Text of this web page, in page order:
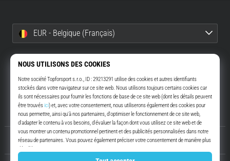
À propos de nous
EUR - Belgique (Français)
info@top4running.be
Demander un remboursement